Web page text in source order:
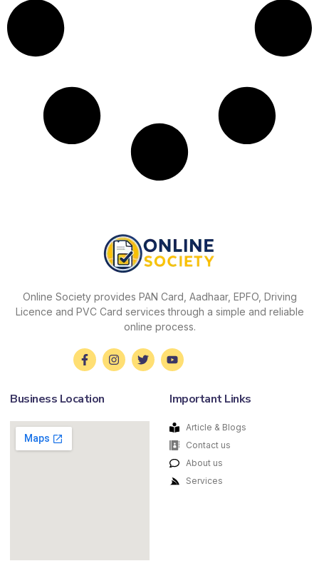
Online Society provides PAN Card, Aadhaar, EPFO, Driving
Licence and PVC Card services through a simple and reliable
online process.
Business Location Important Links
Article & Blogs
Contact us
About us
Services